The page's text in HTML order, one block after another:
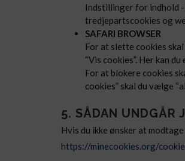
Indstillinger for indhold
tredjepartscookies og
SAFARI BROWSER
For at slette cookies
“Vis cookies”. Her kan
For at blokere cookies
cookies” skal du vælge
5. SÅDAN UNDGÅR
Hvis du ikke ønsker at
https://minecookies.org/